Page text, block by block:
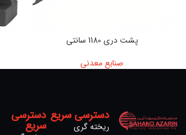
پشت دری 1180 سانتی
صنایع معدنی
دسترسی سریع
ریخته گری
دسترسی
سریع